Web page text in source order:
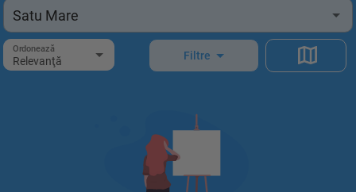
Ordonează
Relevanţă Filtre